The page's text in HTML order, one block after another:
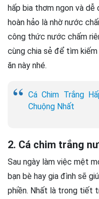
hấp bia thơm ngon và dễ
hoàn hảo là nhờ nước
công thức nước chấm
cùng chia sẻ để tìm
ăn này nhé.
Cá Chim Trắng
Chuộng Nhất
2. Cá chim trắng
Sau ngày làm việc mệt
bạn bè hay gia đình sẽ
phiền. Nhất là trong tiết